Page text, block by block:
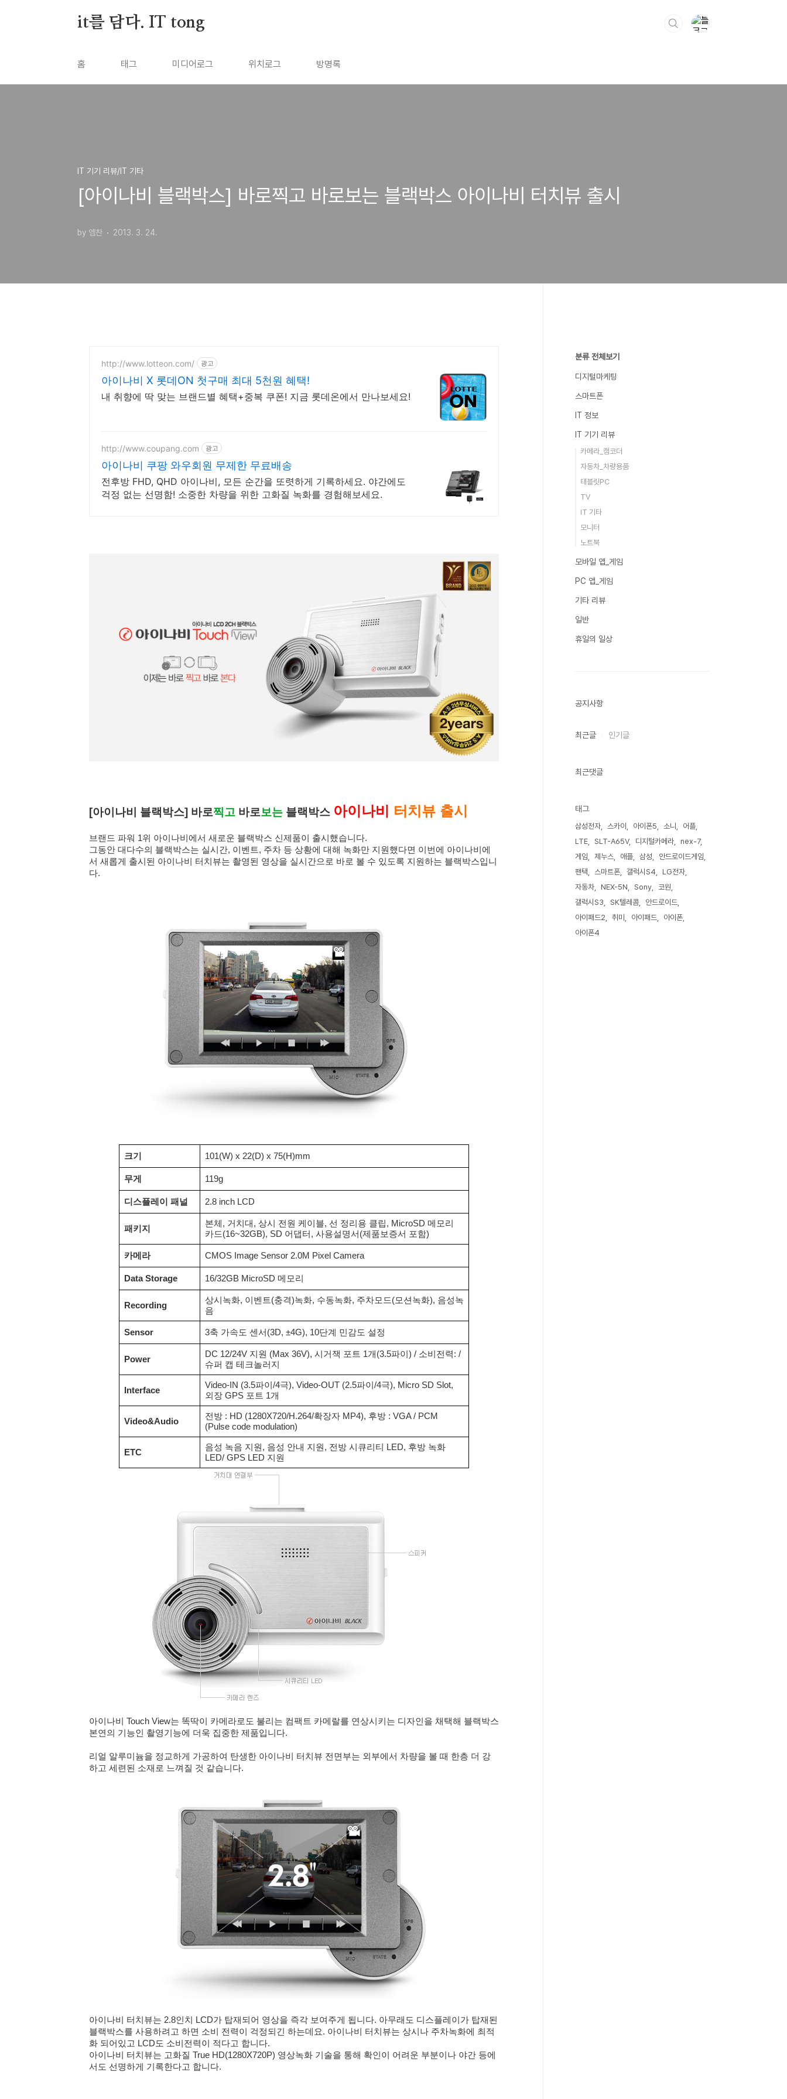
it를 담다. IT tong
홈 태그 미디어로그 위치로그 방명록
IT 기기 리뷰/IT 기타
[아이나비 블랙박스] 바로찍고 바로보는 블랙박스 아이나비 터치뷰 출시
by 엠찬 2013. 3. 24.
http://www.lotteon.com/ 광고
아이나비 X 롯데ON 첫구매 최대 5천원 혜택!
내 취향에 딱 맞는 브랜드별 혜택+중복 쿠폰! 지금 롯데온에서 만나보세요!
http://www.coupang.com 광고
아이나비 쿠팡 와우회원 무제한 무료배송
전후방 FHD, QHD 아이나비, 모든 순간을 또렷하게 기록하세요. 야간에도
걱정 없는 선명함! 소중한 차량을 위한 고화질 녹화를 경험해보세요.
[아이나비 블랙박스] 바로찍고 바로보는 블랙박스 아이나비 터치뷰 출시
브랜드 파워 1위 아이나비에서 새로운 블랙박스 신제품이 출시했습니다.
그동안 대다수의 블랙박스는 실시간, 이벤트, 주차 등 상황에 대해 녹화만 지원했다면 이번에 아이나비에
서 새롭게 출시된 아이나비 터치뷰는 촬영된 영상을 실시간으로 바로 볼 수 있도록 지원하는 블랙박스입니
다.
크기 101(W) x 22(D) x 75(H)mm
무게 119g
디스플레이 패널 2.8 inch LCD
패키지
본체, 거치대, 상시 전원 케이블, 선 정리용 클립, MicroSD 메모리
카드(16~32GB), SD 어댑터, 사용설명서(제품보증서 포함)
카메라 CMOS Image Sensor 2.0M Pixel Camera
Data Storage 16/32GB MicroSD 메모리
Recording
상시녹화, 이벤트(충격)녹화, 수동녹화, 주차모드(모션녹화), 음성녹
음
Sensor 3축 가속도 센서(3D, ±4G), 10단계 민감도 설정
Power
DC 12/24V 지원 (Max 36V), 시거잭 포트 1개(3.5파이) / 소비전력: /
슈퍼 캡 테크놀러지
Interface
Video-IN (3.5파이/4극), Video-OUT (2.5파이/4극), Micro SD Slot,
외장 GPS 포트 1개
Video&Audio
전방 : HD (1280X720/H.264/확장자 MP4), 후방 : VGA / PCM
(Pulse code modulation)
ETC
음성 녹음 지원, 음성 안내 지원, 전방 시큐리티 LED, 후방 녹화
LED/ GPS LED 지원
아이나비 Touch View는 똑딱이 카메라로도 불리는 컴팩트 카메랄를 연상시키는 디자인을 채택해 블랙박스
본연의 기능인 촬영기능에 더욱 집중한 제품입니다.
리얼 알루미늄을 정교하게 가공하여 탄생한 아이나비 터치뷰 전면부는 외부에서 차량을 볼 때 한층 더 강
하고 세련된 소재로 느껴질 것 같습니다.
아이나비 터치뷰는 2.8인치 LCD가 탑재되어 영상을 즉각 보여주게 됩니다. 아무래도 디스플레이가 탑재된
블랙박스를 사용하려고 하면 소비 전력이 걱정되긴 하는데요. 아이나비 터치뷰는 상시나 주차녹화에 최적
화 되어있고 LCD도 소비전력이 적다고 합니다.
아이나비 터치뷰는 고화질 True HD(1280X720P) 영상녹화 기술을 통해 확인이 어려운 부분이나 야간 등에
서도 선명하게 기록한다고 합니다.
분류 전체보기
디지털마케팅
스마트폰
IT 정보
IT 기기 리뷰
카메라_캠코더
자동차_차량용품
태블릿PC
TV
IT 기타
모니터
노트북
모바일 앱_게임
PC 앱_게임
기타 리뷰
일반
휴일의 일상
공지사항
최근글 인기글
최근댓글
태그
삼성전자 스카이 아이폰5 소니
어플
LTE
SLT-A65V 디지털카메라
nex-7
게임
제누스 애플 삼성
안드로이드게임
팬택
스마트폰 갤럭시S4
LG전자
자동차
NEX-5N Sony
코원
갤럭시S3
SK텔레콤
안드로이드
아이패드2
취미 아이패드
아이폰
아이폰4